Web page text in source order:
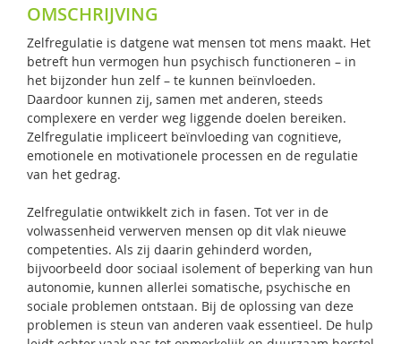
OMSCHRIJVING
Zelfregulatie is datgene wat mensen tot mens maakt. Het
betreft hun vermogen hun psychisch functioneren – in
het bijzonder hun zelf – te kunnen beïnvloeden.
Daardoor kunnen zij, samen met anderen, steeds
complexere en verder weg liggende doelen bereiken.
Zelfregulatie impliceert beïnvloeding van cognitieve,
emotionele en motivationele processen en de regulatie
van het gedrag.
Zelfregulatie ontwikkelt zich in fasen. Tot ver in de
volwassenheid verwerven mensen op dit vlak nieuwe
competenties. Als zij daarin gehinderd worden,
bijvoorbeeld door sociaal isolement of beperking van hun
autonomie, kunnen allerlei somatische, psychische en
sociale problemen ontstaan. Bij de oplossing van deze
problemen is steun van anderen vaak essentieel. De hulp